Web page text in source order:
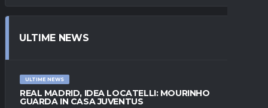
ULTIME NEWS
ULTIME NEWS
REAL MADRID, IDEA LOCATELLI: MOURINHO
GUARDA IN CASA JUVENTUS